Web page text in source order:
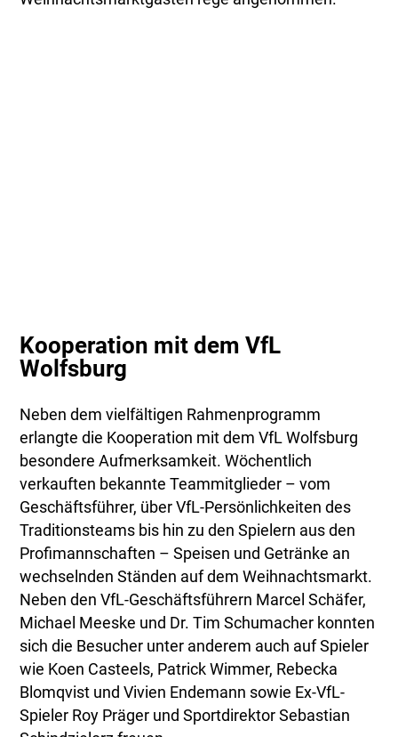
Kooperation mit dem VfL
Wolfsburg
Neben dem vielfältigen Rahmenprogramm
erlangte die Kooperation mit dem VfL Wolfsburg
besondere Aufmerksamkeit. Wöchentlich
verkauften bekannte Teammitglieder – vom
Geschäftsführer, über VfL-Persönlichkeiten des
Traditionsteams bis hin zu den Spielern aus den
Profimannschaften – Speisen und Getränke an
wechselnden Ständen auf dem Weihnachtsmarkt.
Neben den VfL-Geschäftsführern Marcel Schäfer,
Michael Meeske und Dr. Tim Schumacher konnten
sich die Besucher unter anderem auch auf Spieler
wie Koen Casteels, Patrick Wimmer, Rebecka
Blomqvist und Vivien Endemann sowie Ex-VfL-
Spieler Roy Präger und Sportdirektor Sebastian